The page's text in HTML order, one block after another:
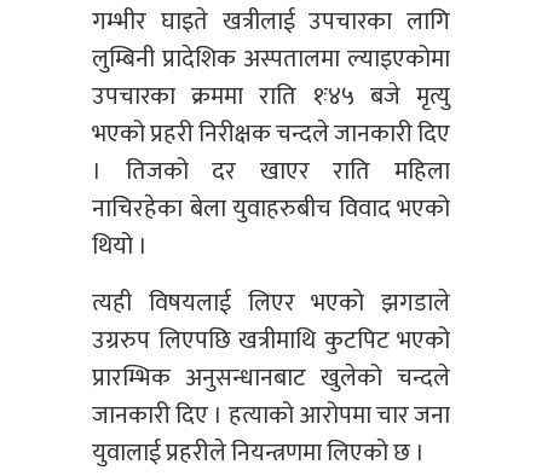
गम्भीर घाइते खत्रीलाई उपचारका लागि
लुम्बिनी प्रादेशिक अस्पतालमा ल्याइएकोमा
उपचारका क्रममा राति १ः४५ बजे मृत्यु
भएको प्रहरी निरीक्षक चन्दले जानकारी दिए
। तिजको दर खाएर राति महिला
नाचिरहेका बेला युवाहरुबीच विवाद भएको
थियो ।
त्यही विषयलाई लिएर भएको झगडाले
उग्ररुप लिएपछि खत्रीमाथि कुटपिट भएको
प्रारम्भिक अनुसन्धानबाट खुलेको चन्दले
जानकारी दिए । हत्याको आरोपमा चार जना
युवालाई प्रहरीले नियन्त्रणमा लिएको छ ।